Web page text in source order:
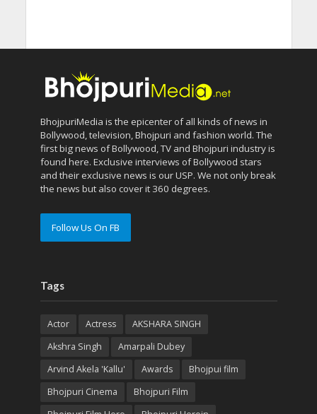
BhojpuriMedia is the epicenter of all kinds of news in
Bollywood, television, Bhojpuri and fashion world. The
first big news of Bollywood, TV and Bhojpuri industry is
found here. Exclusive interviews of Bollywood stars
and their exclusive news is our USP. We not only break
the news but also cover it 360 degrees.
Follow Us On FB
Tags
Actor Actress
AKSHARA SINGH
Akshra Singh
Amarpali Dubey
Arvind Akela 'Kallu'
Awards
Bhojpui film
Bhojpuri Cinema
Bhojpuri Film